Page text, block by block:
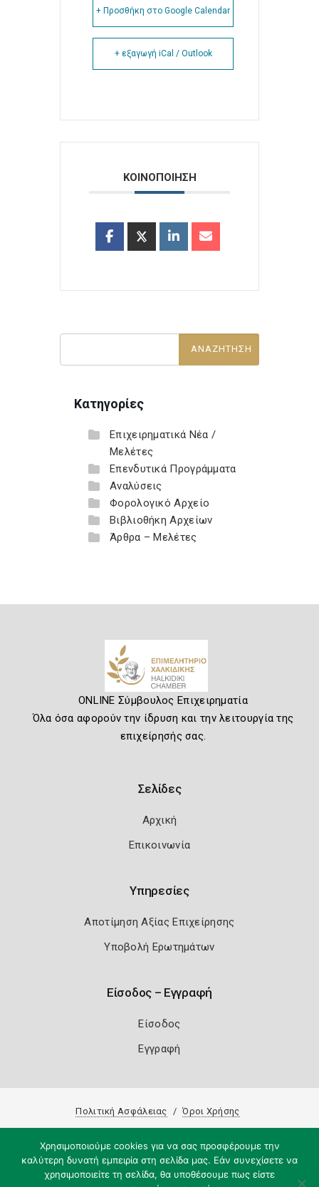
+ Προσθήκη στο Google Calendar
+ εξαγωγή iCal / Outlook
ΚΟΙΝΟΠΟΙΗΣΗ
Κατηγορίες
Επιχειρηματικά Νέα /
Μελέτες
Επενδυτικά Προγράμματα
Αναλύσεις
Φορολογικό Αρχείο
Βιβλιοθήκη Αρχείων
Άρθρα – Μελέτες
ONLINE Σύμβουλος Επιχειρηματία
Όλα όσα αφορούν την ίδρυση και την λειτουργία της
επιχείρησής σας.
Σελίδες
Αρχική
Επικοινωνία
Υπηρεσίες
Αποτίμηση Αξίας Επιχείρησης
Υποβολή Ερωτημάτων
Είσοδος – Εγγραφή
Είσοδος
Εγγραφή
Πολιτική Ασφάλειας Όροι Χρήσης
Χρησιμοποιούμε cookies για να σας προσφέρουμε την
καλύτερη δυνατή εμπειρία στη σελίδα μας. Εάν συνεχίσετε να
χρησιμοποιείτε τη σελίδα, θα υποθέσουμε πως είστε